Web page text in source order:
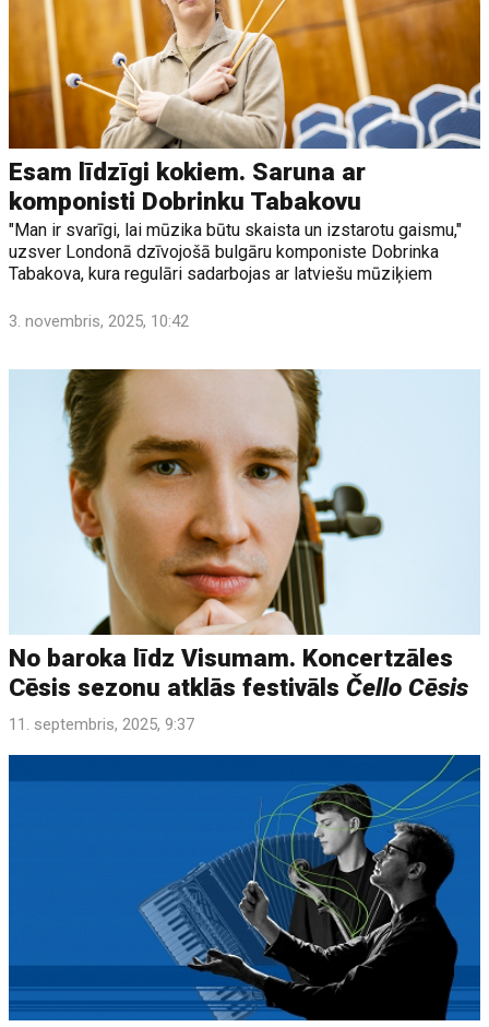
Esam līdzīgi kokiem. Saruna ar
komponisti Dobrinku Tabakovu
"Man ir svarīgi, lai mūzika būtu skaista un izstarotu gaismu,"
uzsver Londonā dzīvojošā bulgāru komponiste Dobrinka
Tabakova, kura regulāri sadarbojas ar latviešu mūziķiem
3. novembris, 2025, 10:42
No baroka līdz Visumam. Koncertzāles
Cēsis sezonu atklās festivālsČello Cēsis
11. septembris, 2025, 9:37